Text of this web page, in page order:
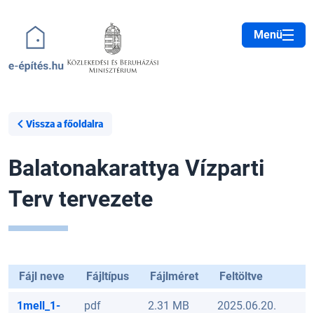
Menü
Vissza a főoldalra
Balatonakarattya Vízparti
Terv tervezete
Fájl neve Fájltípus Fájlméret Feltöltve
1mell_1-
pdf 2.31 MB 2025.06.20.